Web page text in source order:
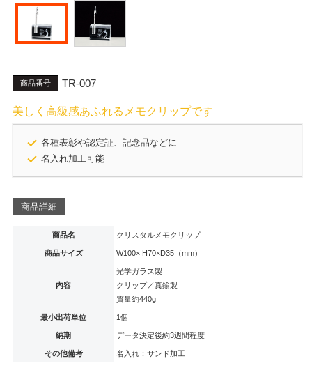
商品番号 TR-007
美しく高級感あふれるメモクリップです
各種表彰や認定証、記念品などに
名入れ加工可能
商品詳細
商品名 クリスタルメモクリップ
商品サイズ W100× H70×D35（mm）
内容
光学ガラス製
クリップ／真鍮製
質量約440g
最小出荷単位 1個
納期 データ決定後約3週間程度
その他備考 名入れ：サンド加工